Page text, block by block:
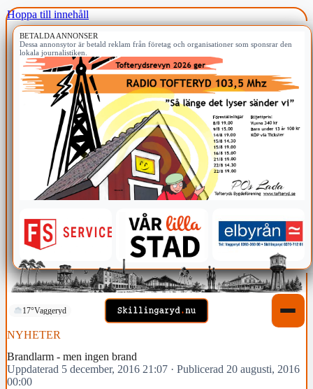
Hoppa till innehåll
BETALDA ANNONSER
Dessa annonsytor är betald reklam från företag och organisationer som sponsrar den
lokala journalistiken.
17°Vaggeryd
NYHETER
Brandlarm - men ingen brand
Uppdaterad 5 december, 2016 21:07 · Publicerad 20 augusti, 2016
00:00